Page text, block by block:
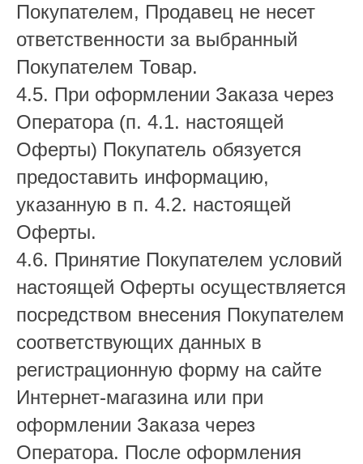
Покупателем, Продавец не несет
ответственности за выбранный
Покупателем Товар.
4.5. При оформлении Заказа через
Оператора (п. 4.1. настоящей
Оферты) Покупатель обязуется
предоставить информацию,
указанную в п. 4.2. настоящей
Оферты.
4.6. Принятие Покупателем условий
настоящей Оферты осуществляется
посредством внесения Покупателем
соответствующих данных в
регистрационную форму на сайте
Интернет-магазина или при
оформлении Заказа через
Оператора. После оформления